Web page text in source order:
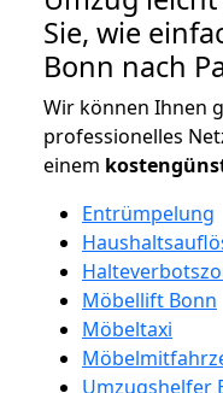
Sie, wie
Bonn nach
Wir können Ihnen
professionelles
einem
Entrümpelung
Möbellift Bonn
Möbeltaxi
Umzugshelfer